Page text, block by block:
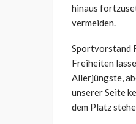
hinaus
vermeiden.
Sportvorstand
Freiheiten
Allerjüngste,
unserer Seite
dem Platz